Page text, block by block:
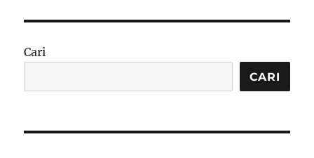
Cari
CARI